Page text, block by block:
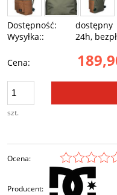
Dostępność:
dostępny
Wysyłka::
24h,
Cena:
szt.
Ocena:
Producent: